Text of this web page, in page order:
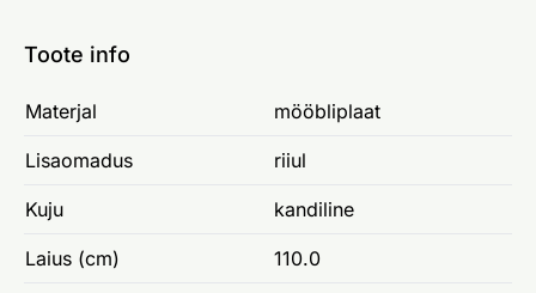
Toote info
Materjal mööbliplaat
Lisaomadus riiul
Kuju kandiline
Laius (cm) 110.0